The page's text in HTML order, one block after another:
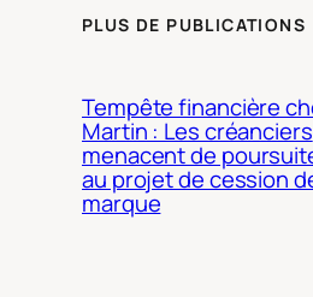
PLUS DE PUBLICATIONS
Tempête financière
Martin : Les créanciers
menacent de
au projet de cession
marque